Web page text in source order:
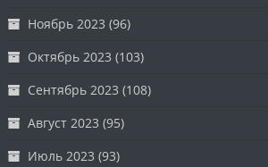
Ноябрь 2023 (96)
Октябрь 2023 (103)
Сентябрь 2023 (108)
Август 2023 (95)
Июль 2023 (93)